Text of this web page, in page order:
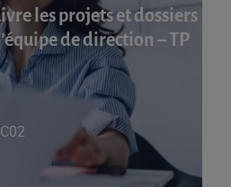
les projets et dossiers
de direction – TP